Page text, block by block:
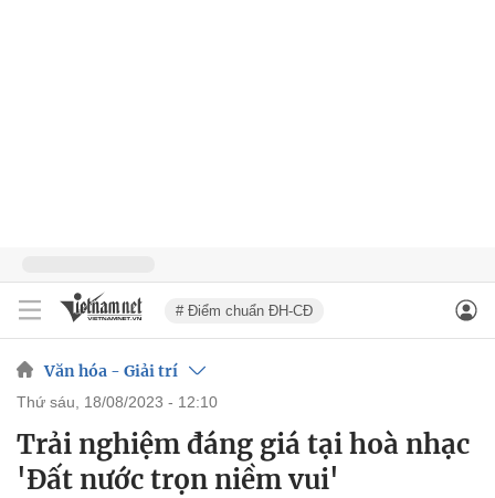
# Điểm chuẩn ĐH-CĐ
Văn hóa - Giải trí
thứ sáu, 18/08/2023 - 12:10
Trải nghiệm đáng giá tại hoà nhạc
'Đất nước trọn niềm vui'